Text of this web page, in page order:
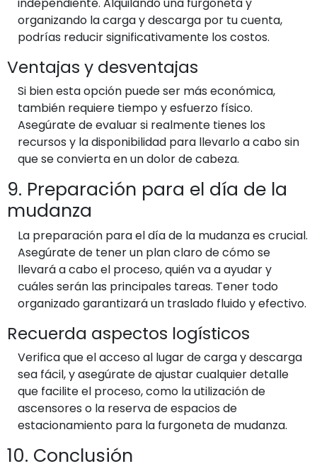
organizando la carga y descarga por tu cuenta,
podrías reducir significativamente los costos.
Ventajas y desventajas
Si bien esta opción puede ser más económica,
también requiere tiempo y esfuerzo físico.
Asegúrate de evaluar si realmente tienes los
recursos y la disponibilidad para llevarlo a cabo sin
que se convierta en un dolor de cabeza.
9. Preparación para el día de la
mudanza
La preparación para el día de la mudanza es crucial.
Asegúrate de tener un plan claro de cómo se
llevará a cabo el proceso, quién va a ayudar y
cuáles serán las principales tareas. Tener todo
organizado garantizará un traslado fluido y efectivo.
Recuerda aspectos logísticos
Verifica que el acceso al lugar de carga y descarga
sea fácil, y asegúrate de ajustar cualquier detalle
que facilite el proceso, como la utilización de
ascensores o la reserva de espacios de
estacionamiento para la furgoneta de mudanza.
10. Conclusión